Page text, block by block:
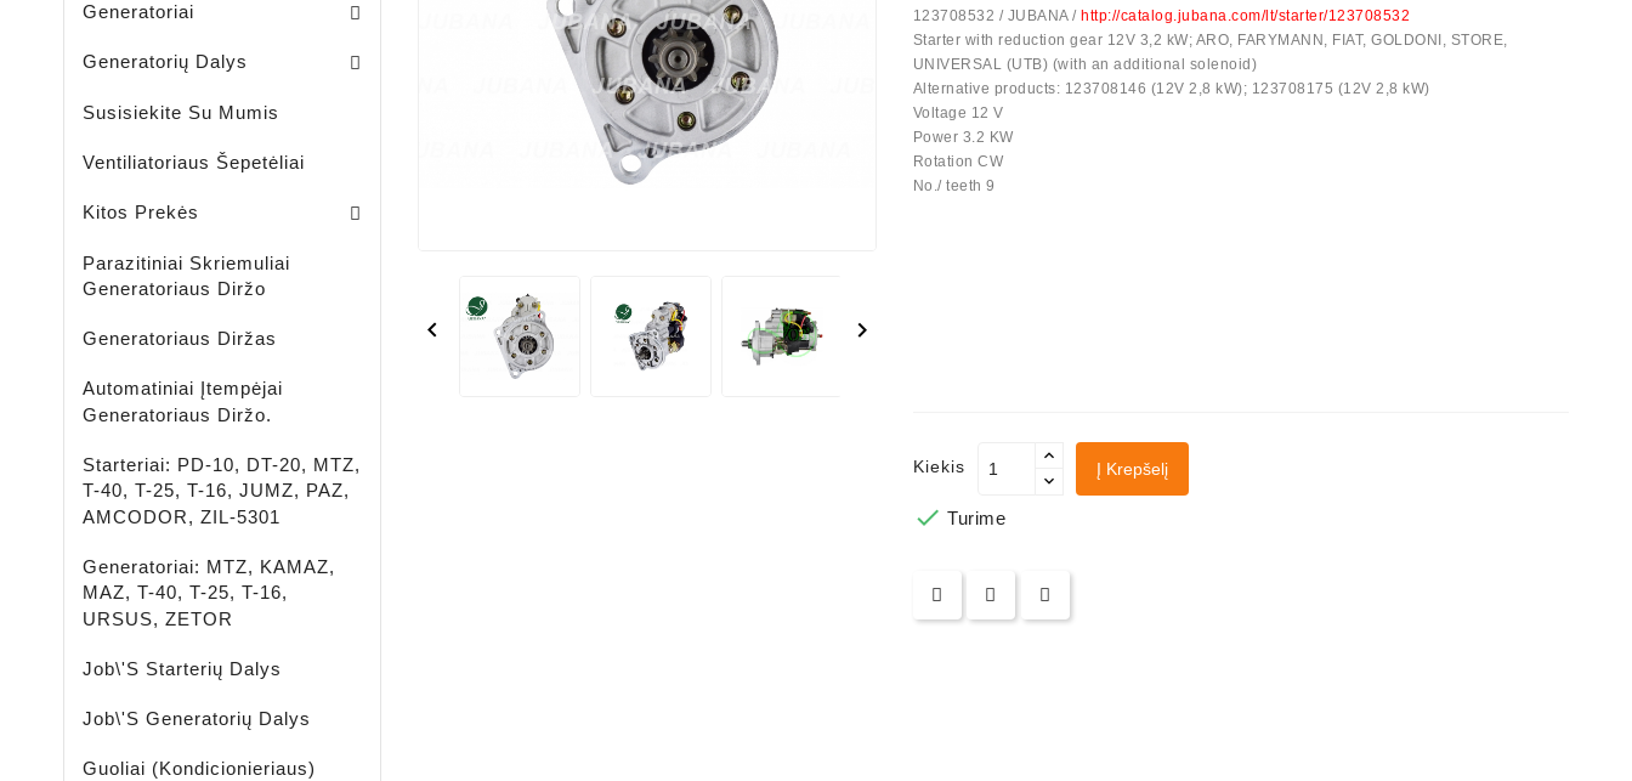
Generatoriai
Generatorių Dalys
Susisiekite Su Mumis
Ventiliatoriaus Šepetėliai
Kitos Prekės
Parazitiniai Skriemuliai
Generatoriaus Diržo
Generatoriaus Diržas
Automatiniai Įtempėjai
Generatoriaus Diržo.
Starteriai: PD-10, DT-20, MTZ,
T-40, T-25, T-16, JUMZ, PAZ,
AMCODOR, ZIL-5301
Generatoriai: MTZ, KAMAZ,
MAZ, T-40, T-25, T-16,
URSUS, ZETOR
Job\'s Starterių Dalys
Job\'s Generatorių Dalys
Guoliai (kondicionieriaus)
 
123708532 / JUBANA / http://catalog.jubana.com/lt/starter/123708532
Starter with reduction gear 12V 3,2 kW; ARO, FARYMANN, FIAT, GOLDONI, STORE,
UNIVERSAL (UTB) (with an additional solenoid)
Alternative products: 123708146 (12V 2,8 kW); 123708175 (12V 2,8 kW)
Voltage 12 V
Power 3.2 KW
Rotation CW
No./ teeth 9
Kiekis Į Krepšelį
 Turime